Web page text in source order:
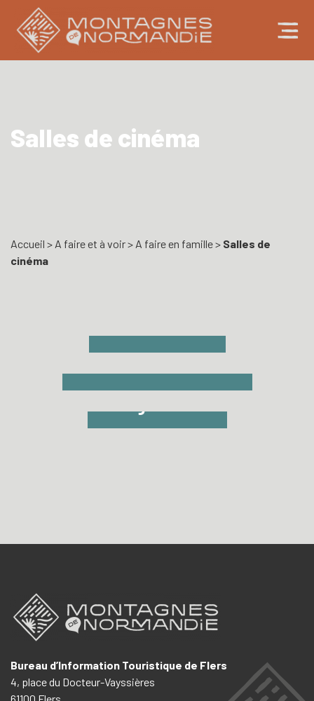
Salles de cinéma
Accueil > A faire et à voir> A faire en famille> Salles de
cinéma
Cinéma Gérard Philipe
Cinéma les 4
Bureau d’Information Touristique de Flers
4, place du Docteur-Vayssières
61100 Flers